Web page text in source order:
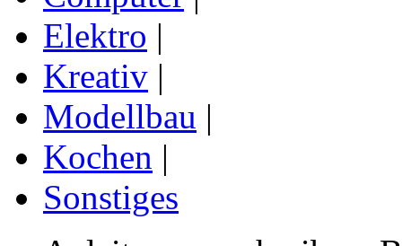
Elektro |
Kreativ |
Modellbau |
Kochen |
Sonstiges